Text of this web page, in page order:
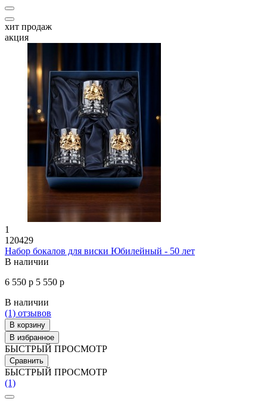
хит продаж
акция
1
120429
Набор бокалов для виски Юбилейный - 50 лет
В наличии
6 550 р 5 550 р
В наличии
(1) отзывов
В корзину
В избранное
БЫСТРЫЙ ПРОСМОТР
Сравнить
БЫСТРЫЙ ПРОСМОТР
(1)